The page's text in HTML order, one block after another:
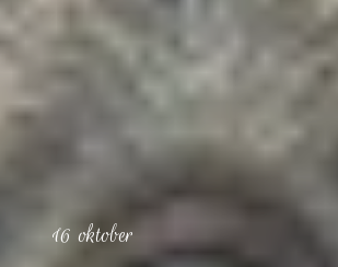
16 oktober